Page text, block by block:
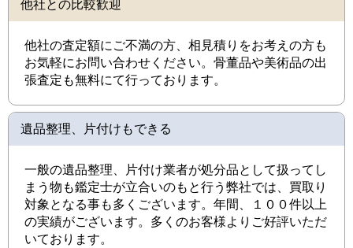
他社との比較歓迎
他社の査定額にご不満の方、相見積りをお考えの方も
お気軽にお問い合わせください。骨董品や美術品の出
張査定も無料にて行っております。
遺品整理、片付けもできる
一般の遺品整理、片付け業者が処分品として扱ってし
まう物も鑑定士が立合いのもと行う弊社では、買取り
対象となる事も多くございます。年間、１００件以上
の実績がございます。多くのお客様よりご好評いただ
いております。